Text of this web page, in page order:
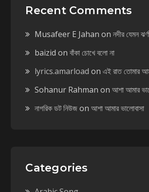
Recent Comments
Musafeer E Jahan onনদীর যেমন
baizid onবাঁকা চোখে বলো না
lyrics.amarload onএই রাত তোমার
Sohanur Rahman onআশা আমার
নাগরিক ডট নিউজonআশা আমার ভালোবাসা
Categories